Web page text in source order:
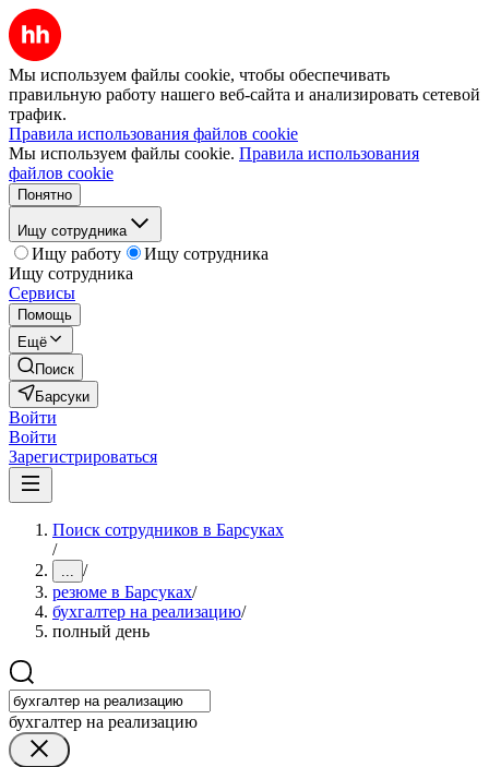
Мы используем файлы cookie, чтобы обеспечивать
правильную работу нашего веб-сайта и анализировать сетевой
трафик.
Правила использования файлов cookie
Мы используем файлы cookie. Правила использования
файлов cookie
Понятно
Ищу сотрудника
Ищу работу
Ищу сотрудника
Ищу сотрудника
Сервисы
Помощь
Ещё
Поиск
Барсуки
Войти
Войти
Зарегистрироваться
Поиск сотрудников в Барсуках
/
... /
резюме в Барсуках/
бухгалтер на реализацию/
полный день
бухгалтер на реализацию